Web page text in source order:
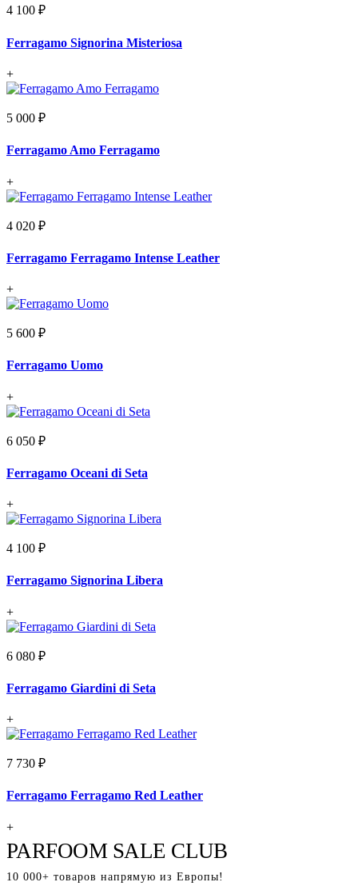
4 100 ₽
Ferragamo Signorina Misteriosa
+
5 000 ₽
Ferragamo Amo Ferragamo
+
4 020 ₽
Ferragamo Ferragamo Intense Leather
+
5 600 ₽
Ferragamo Uomo
+
6 050 ₽
Ferragamo Oceani di Seta
+
4 100 ₽
Ferragamo Signorina Libera
+
6 080 ₽
Ferragamo Giardini di Seta
+
7 730 ₽
Ferragamo Ferragamo Red Leather
+
PARFOOM SALE CLUB
10 000+ товаров напрямую из Европы!